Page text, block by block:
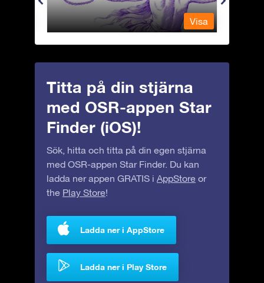
Visa
Titta på din stjärna
med OSR-appen Star
Finder (iOS)!
Sök, hitta och titta på din egen stjärna
med OSR-appen Star Finder. Du kan
ladda ner appen GRATIS i AppStore or
the Play Store!
Ladda ner i AppStore
Ladda ner i Play Store